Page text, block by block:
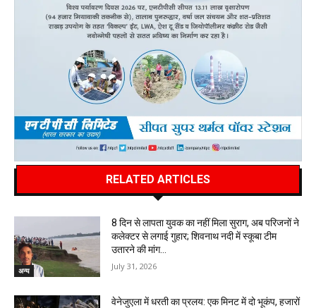
RELATED ARTICLES
अन्य
8 दिन से लापता युवक का नहीं मिला सुराग, अब परिजनों ने
कलेक्टर से लगाई गुहार; शिवनाथ नदी में स्कूबा टीम
उतारने की मांग…
July 31, 2026
वेनेजुएला में धरती का प्रलय: एक मिनट में दो भूकंप, हजारों